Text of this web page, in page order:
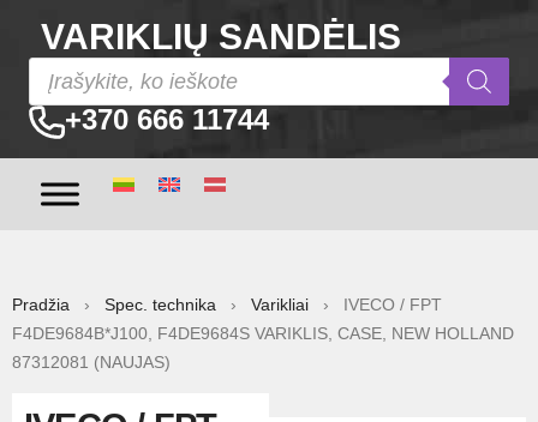
VARIKLIŲ SANDĖLIS
+370 666 11744
Pradžia › Spec. technika › Varikliai › IVECO / FPT
F4DE9684B*J100, F4DE9684S VARIKLIS, CASE, NEW HOLLAND
87312081 (NAUJAS)